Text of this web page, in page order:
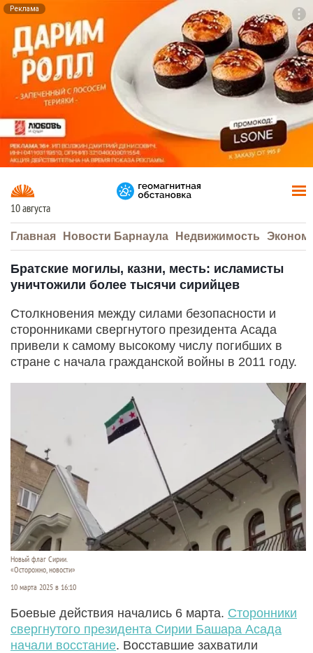
Реклама
10 августа
Главная Новости Барнаула Недвижимость
Братские могилы, казни, месть: исламисты
уничтожили более тысячи сирийцев
Столкновения между силами безопасности и
сторонниками свергнутого президента Асада
привели к самому высокому числу погибших в
стране с начала гражданской войны в 2011 году.
Новый флаг Сирии.
«Осторожно, новости»
10 марта 2025 в 16:10
Боевые действия начались 6 марта. Сторонники
свергнутого президента Сирии Башара Асада
начали восстание. Восставшие захватили